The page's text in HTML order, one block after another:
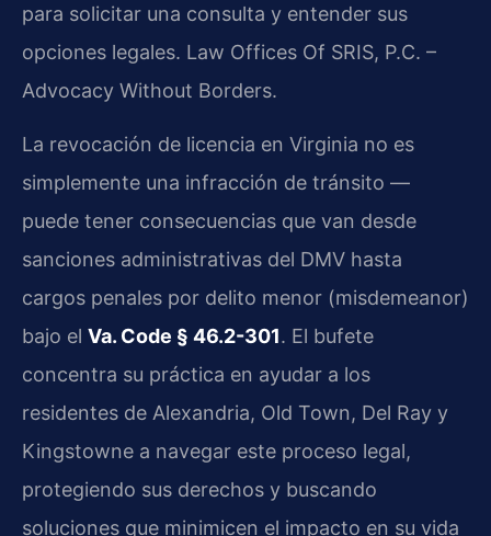
para solicitar una consulta y entender sus
opciones legales. Law Offices Of SRIS, P.C. –
Advocacy Without Borders.
La revocación de licencia en Virginia no es
simplemente una infracción de tránsito —
puede tener consecuencias que van desde
sanciones administrativas del DMV hasta
cargos penales por delito menor (misdemeanor)
bajo el Va. Code § 46.2-301. El bufete
concentra su práctica en ayudar a los
residentes de Alexandria, Old Town, Del Ray y
Kingstowne a navegar este proceso legal,
protegiendo sus derechos y buscando
soluciones que minimicen el impacto en su vida